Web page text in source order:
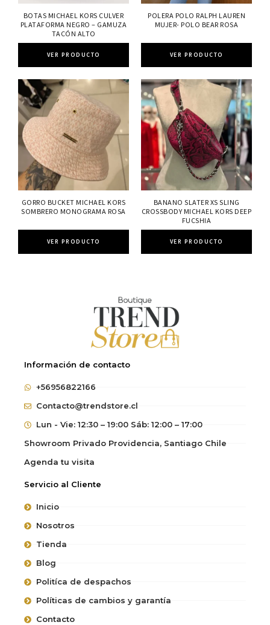
BOTAS MICHAEL KORS CULVER
PLATAFORMA NEGRO – GAMUZA
TACÓN ALTO
VER PRODUCTO
POLERA POLO RALPH LAUREN
MUJER- POLO BEAR ROSA
VER PRODUCTO
GORRO BUCKET MICHAEL KORS
SOMBRERO MONOGRAMA ROSA
VER PRODUCTO
BANANO SLATER XS SLING
CROSSBODY MICHAEL KORS DEEP
FUCSHIA
VER PRODUCTO
Información de contacto
+56956822166
Contacto@trendstore.cl
Lun - Vie: 12:30 – 19:00 Sáb: 12:00 – 17:00
Showroom Privado Providencia, Santiago Chile
Agenda tu visita
Servicio al Cliente
Inicio
Nosotros
Tienda
Blog
Politíca de despachos
Políticas de cambios y garantía
Contacto